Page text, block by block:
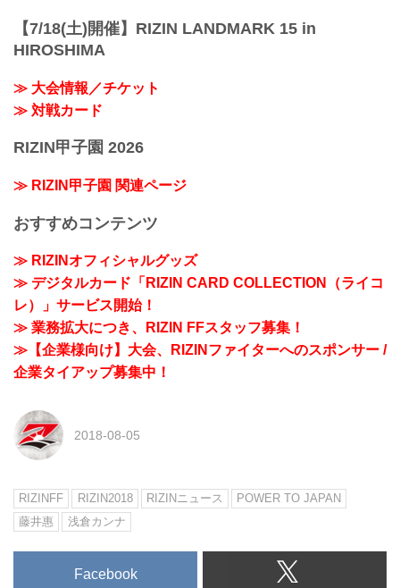
【7/18(土)開催】RIZIN LANDMARK 15 in
HIROSHIMA
≫ 大会情報／チケット
≫ 対戦カード
RIZIN甲子園 2026
≫ RIZIN甲子園 関連ページ
おすすめコンテンツ
≫ RIZINオフィシャルグッズ
≫ デジタルカード「RIZIN CARD COLLECTION（ライコ
レ）」サービス開始！
≫ 業務拡大につき、RIZIN FFスタッフ募集！
≫【企業様向け】大会、RIZINファイターへのスポンサー /
企業タイアップ募集中！
2018-08-05
RIZINFF RIZIN2018 RIZINニュース
POWER TO JAPAN
藤井惠
浅倉カンナ
Facebook